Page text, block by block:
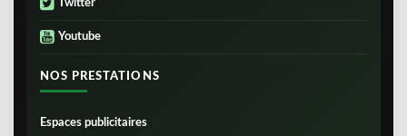
Twitter
Youtube
NOS PRESTATIONS
Espaces publicitaires